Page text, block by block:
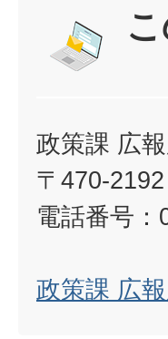
政策課 広
〒470-
電話番号：
政策課 広